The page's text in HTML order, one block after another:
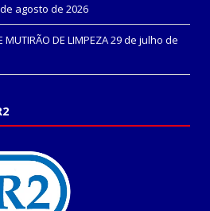
agosto de 2026
MUTIRÃO DE LIMPEZA29 de julho de